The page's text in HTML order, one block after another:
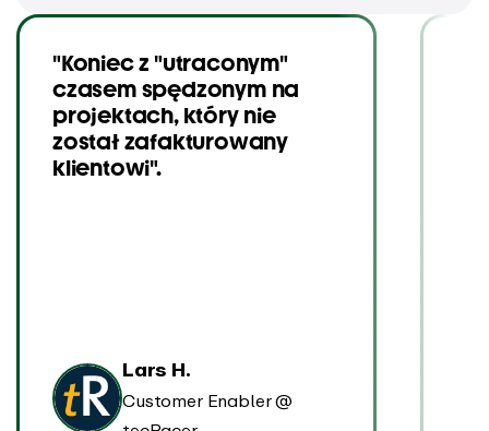
"Koniec z "utraconym"
czasem spędzonym na
projektach, który nie
został zafakturowany
klientowi".
Lars H.
Customer Enabler @